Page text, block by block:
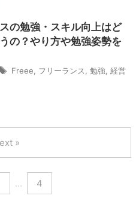
の勉強・スキル向上はど
の？やり方や勉強姿勢を
Freee フリーランス 勉強 経営
… 4
»